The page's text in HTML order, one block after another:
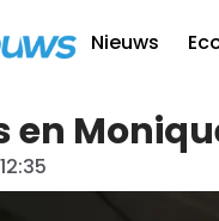
Nieuws
en